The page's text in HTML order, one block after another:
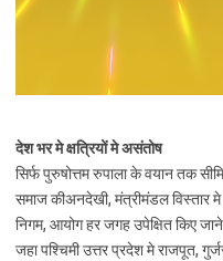
देश भर मे क्षत्रियों मे असंतोष
सिर्फ पुरुषोत्तम रुपाला के वयान तक
समाज कीअनदेखी, मंत्रीमंडल विस्तार मे
निगम, आयोग हर जगह उपेक्षित किए
जहा पश्चिमी उत्तर प्रदेश मे राजपूत,